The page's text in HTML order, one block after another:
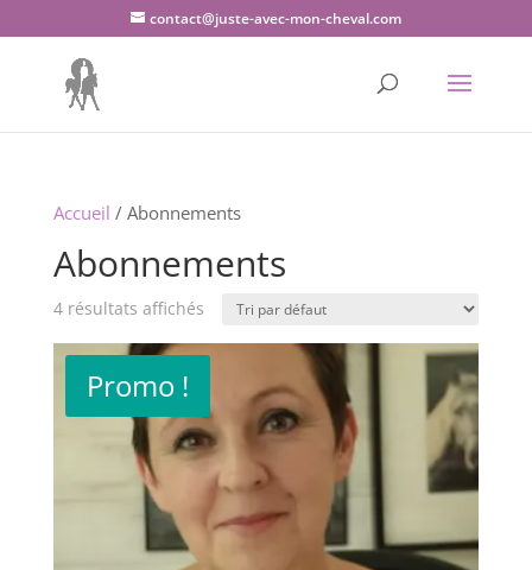
contact@juste-avec-mon-cheval.com
Accueil / Abonnements
Abonnements
4 résultats affichés
Promo !